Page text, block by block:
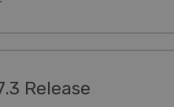
Release